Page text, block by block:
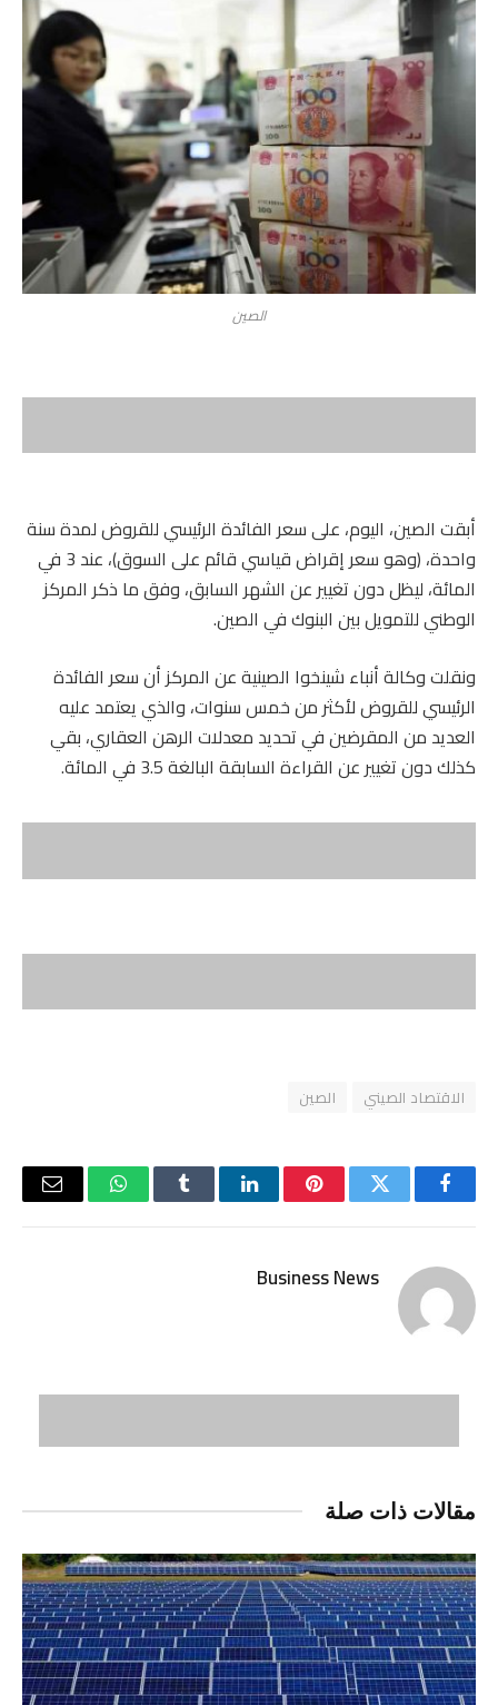
الصين
أبقت الصين، اليوم، على سعر الفائدة الرئيسي للقروض لمدة سنة
واحدة، (وهو سعر إقراض قياسي قائم على السوق)، عند 3 في
المائة، ليظل دون تغيير عن الشهر السابق، وفق ما ذكر المركز
الوطني للتمويل بين البنوك في الصين.
ونقلت وكالة أنباء شينخوا الصينية عن المركز أن سعر الفائدة
الرئيسي للقروض لأكثر من خمس سنوات، والذي يعتمد عليه
العديد من المقرضين في تحديد معدلات الرهن العقاري، بقي
كذلك دون تغيير عن القراءة السابقة البالغة 3.5 في المائة.
الاقتصاد الصيني الصين
فيسبوكتويتر بينتيريستلينكدإن Tumblr واتسابالبريد
Business News
مقالات ذات صلة